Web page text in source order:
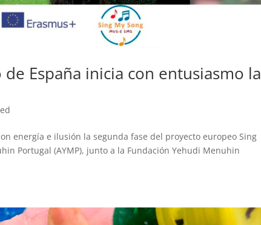
de España inicia con entusiasmo la
energía e ilusión la segunda fase del proyecto europeo Sing
Portugal (AYMP), junto a la Fundación Yehudi Menuhin